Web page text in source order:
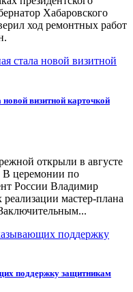
Хабаровского
ход ремонтных работ
визитной карточкой
открыли в августе
В церемонии по
России Владимир
мастер-плана
поддержку защитникам